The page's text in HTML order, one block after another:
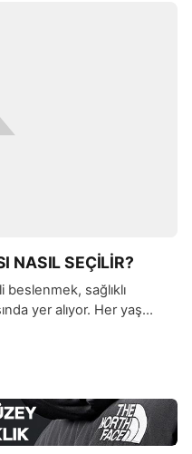
Bu tür koşular, kalp
artırır ve […]
NASIL SEÇİLİR?
sağlıklı
yer alıyor. Her yaş
anlamda
sporlardan biridir.